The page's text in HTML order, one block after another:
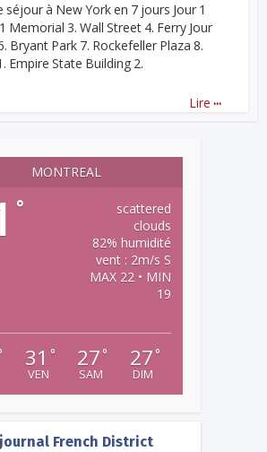
à New York en 7 jours Jour 1
Memorial 3. Wall Street 4. Ferry Jour
Bryant Park 7. Rockefeller Plaza 8.
Empire State Building 2.
Lire ...
MONTREAL
°
scattered
clouds
82% humidité
vent : 2m/s S
MAX 22 • MIN
19
31 °
VEN
27 °
SAM
27 °
DIM
French District